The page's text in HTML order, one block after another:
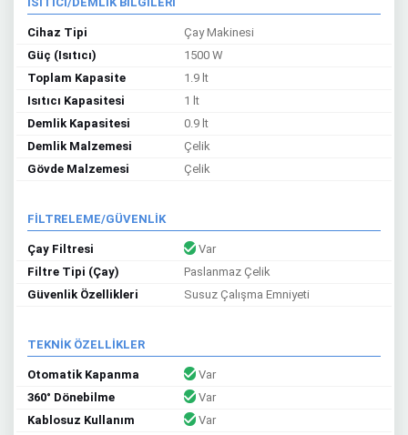
Cihaz Tipi
Çay Makinesi
Güç (Isıtıcı)
1500 W
Toplam Kapasite
1.9 lt
Isıtıcı Kapasitesi
1 lt
Demlik Kapasitesi
0.9 lt
Demlik Malzemesi
Çelik
Gövde Malzemesi
Çelik
FİLTRELEME/GÜVENLİK
Çay Filtresi
Var
Filtre Tipi (Çay)
Paslanmaz Çelik
Güvenlik Özellikleri
Susuz Çalışma Emniyeti
TEKNİK ÖZELLİKLER
Otomatik Kapanma
Var
360° Dönebilme
Var
Kablosuz Kullanım
Var